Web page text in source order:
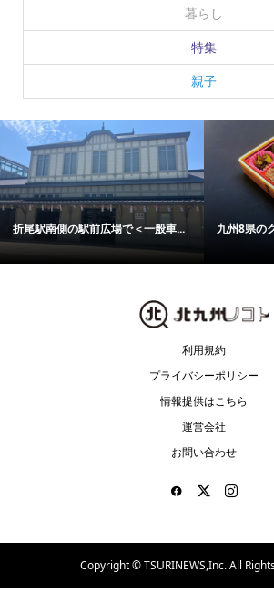
暮らし
特集
親子
【今週の北九州｜8月10日更新】
グ...
ソララン
利用規約
プライバシーポリシー
情報提供はこちら
運営会社
お問い合わせ
Copyright ©TSURINEWS,Inc. All